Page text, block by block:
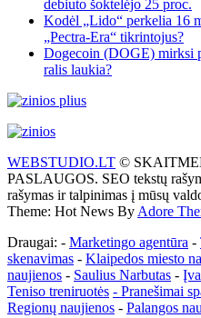
debiuto šoktelėjo 25 proc.
Kodėl „Lido“ perkelia 16
„Pectra-Era“ tikrintojus?
Dogecoin (DOGE) mirksi
ralis laukia?
WEBSTUDIO.LT ©
PASLAUGOS. SEO tekstų
rašymas ir talpinimas į mūsų
Theme: Hot News ByAdore
Draugai: - Marketingo agentūra -
skenavimas - Klaipedos miesto
naujienos - Saulius Narbutas -
Teniso treniruotės - Pranešimai
Regionų naujienos - Palangos